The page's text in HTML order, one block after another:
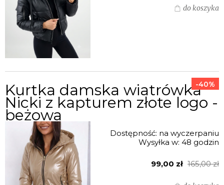
do koszyka
Kurtka damska wiatrówka
Nicki z kapturem złote logo -
beżowa
Dostępność: na wyczerpaniu
Wysyłka w: 48 godzin
99,00 zł 165,00 zł
-40%